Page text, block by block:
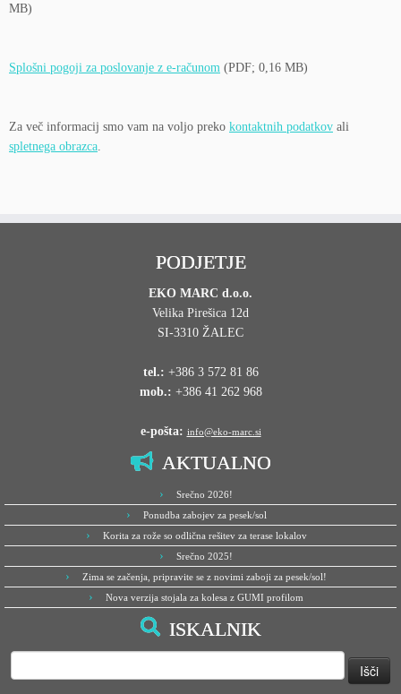
MB)
Splošni pogoji za poslovanje z e-računom (PDF; 0,16 MB)
Za več informacij smo vam na voljo preko kontaktnih podatkov ali
spletnega obrazca.
PODJETJE
EKO MARC d.o.o.
Velika Pirešica 12d
SI-3310 ŽALEC
tel.: +386 3 572 81 86
mob.: +386 41 262 968
e-pošta: info@eko-marc.si
AKTUALNO
Srečno 2026!
Ponudba zabojev za pesek/sol
Korita za rože so odlična rešitev za terase lokalov
Srečno 2025!
Zima se začenja, pripravite se z novimi zaboji za pesek/sol!
Nova verzija stojala za kolesa z GUMI profilom
ISKALNIK